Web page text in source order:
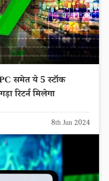
समेत ये 5 स्टॉक
रिटर्न मिलेगा
8th Jun 2024